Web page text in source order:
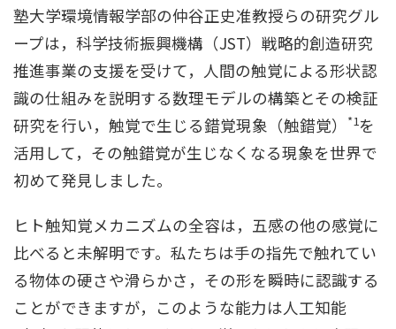
塾大学環境情報学部の仲谷正史准教授らの研究グル
ープは，科学技術振興機構（JST）戦略的創造研究
推進事業の支援を受けて，人間の触覚による形状認
識の仕組みを説明する数理モデルの構築とその検証
研究を行い，触覚で生じる錯覚現象（触錯覚）
*1を
活用して，その触錯覚が生じなくなる現象を世界で
初めて発見しました。
ヒト触知覚メカニズムの全容は，五感の他の感覚に
比べると未解明です。私たちは手の指先で触れてい
る物体の硬さや滑らかさ，その形を瞬時に認識する
ことができますが，このような能力は人工知能